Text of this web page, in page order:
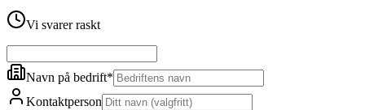
Vi svarer raskt
Navn på bedrift*
Kontaktperson